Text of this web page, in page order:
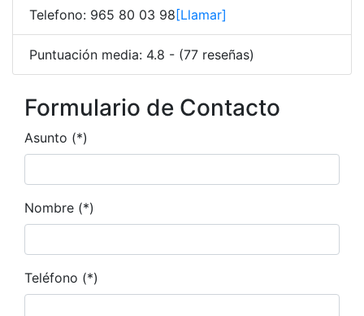
Telefono: 965 80 03 98 [Llamar]
Puntuación media: 4.8 - (77 reseñas)
Formulario de Contacto
Asunto (*)
Nombre (*)
Teléfono (*)